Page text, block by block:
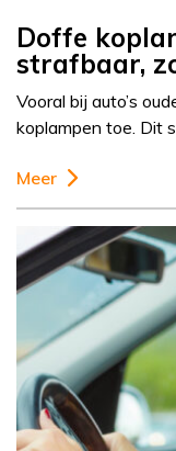
Doffe
strafbaar,
Vooral bij auto’s
koplampen toe. Dit
Meer